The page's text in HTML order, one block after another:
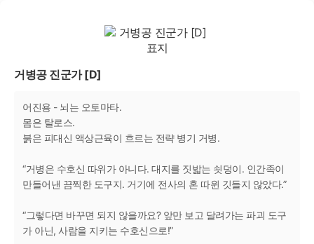
거병공 진군가 [D]
어진용 - 뇌는 오토마타.
몸은 탈로스.
붉은 피대신 액상근육이 흐르는 전략 병기 거병.
“거병은 수호신 따위가 아니다. 대지를 짓밟는 쇳덩이. 인간족이
만들어낸 끔찍한 도구지. 거기에 전사의 혼 따윈 깃들지 않았다.”
“그렇다면 바꾸면 되지 않을까요? 앞만 보고 달려가는 파괴 도구
가 아닌, 사람을 지키는 수호신으로!”